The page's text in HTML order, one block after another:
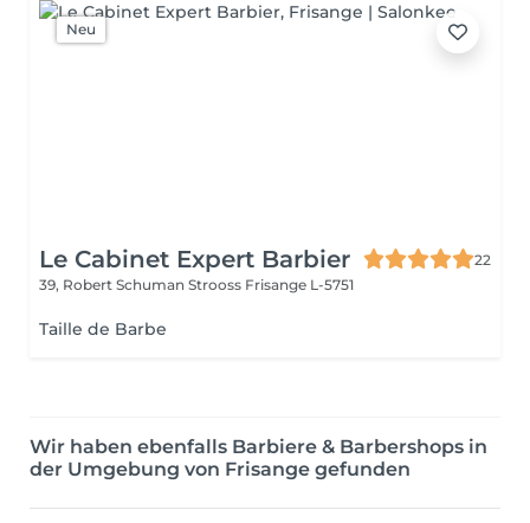
Neu
Le Cabinet Expert Barbier
22
39, Robert Schuman Strooss Frisange L-5751
Taille de Barbe
Wir haben ebenfalls Barbiere & Barbershops in
der Umgebung von Frisange gefunden